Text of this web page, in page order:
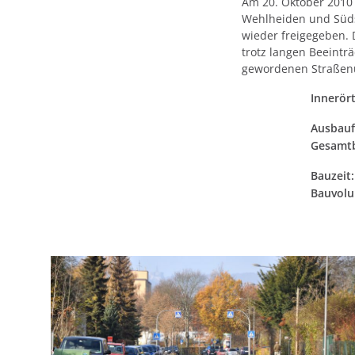
Wehlheiden und
wieder freigegeben.
trotz langen
gewordenen